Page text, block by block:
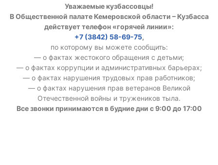
Уважаемые кузбассовцы!
В Общественной палате Кемеровской области – Кузбасса
действует телефон «горячей линии»:
+7 (3842) 58-69-75,
по которому вы можете сообщить:
— о фактах жестокого обращения с детьми;
— о фактах коррупции и административных барьерах;
— о фактах нарушения трудовых прав работников;
— о фактах нарушения прав ветеранов Великой
Отечественной войны и тружеников тыла.
Все звонки принимаются в будние дни с 9:00 до 17:00